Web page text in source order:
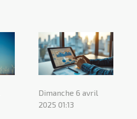
Dimanche 6 avril
2025 01:13